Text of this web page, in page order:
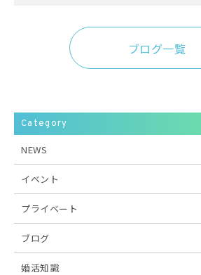
ブログ一覧
Category
NEWS
イベント
プライベート
ブログ
婚活知識